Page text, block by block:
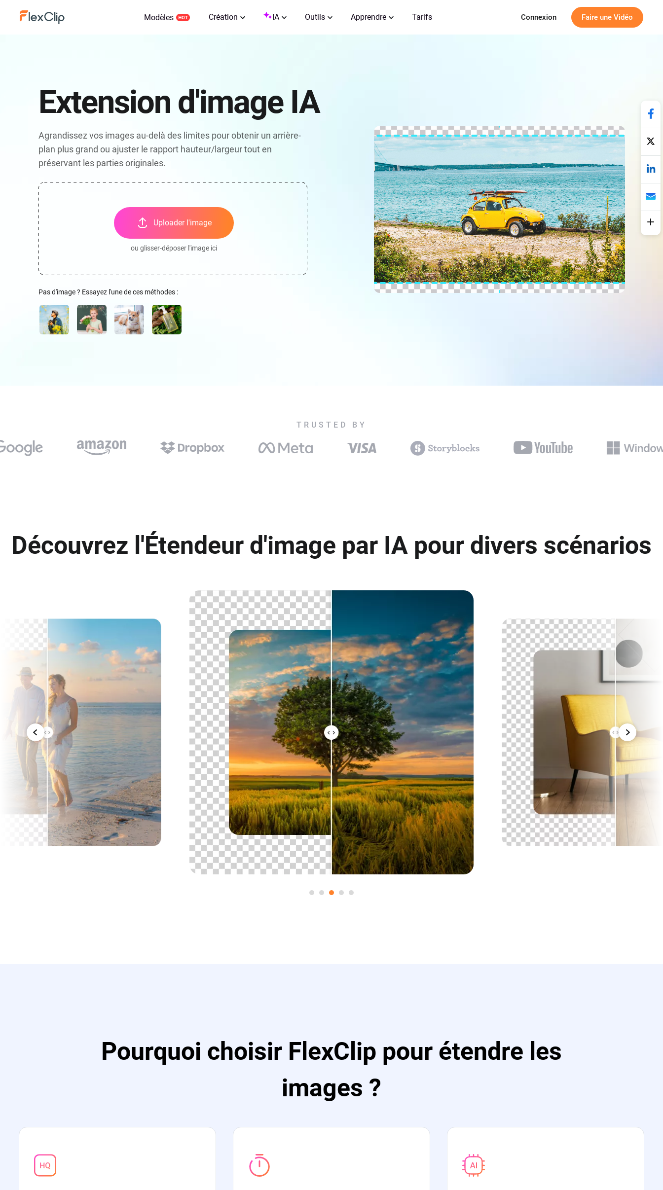
Modèles Création IA Outils Apprendre Tarifs Connexion Faire une Vidéo
Extension d'image IA
Agrandissez vos images au-delà des limites pour obtenir un arrière-
plan plus grand ou ajuster le rapport hauteur/largeur tout en
préservant les parties originales.
Uploader l'image
ou glisser-déposer l'image ici
Pas d'image ? Essayez l'une de ces méthodes :
TRUSTED BY
Découvrez l'Étendeur d'image par IA pour divers scénarios
Pourquoi choisir FlexClip pour étendre les
images ?